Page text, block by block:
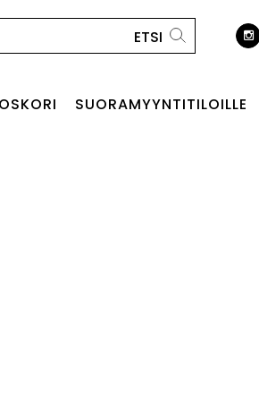
SUORAMYYNTITILOILLE